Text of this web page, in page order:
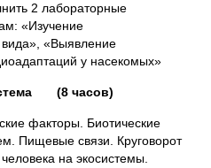
2 лабораторные
«Изучение
вида», «Выявление
у насекомых»
(8 часов)
факторы. Биотические
Пищевые связи. Круговорот
на экосистемы.